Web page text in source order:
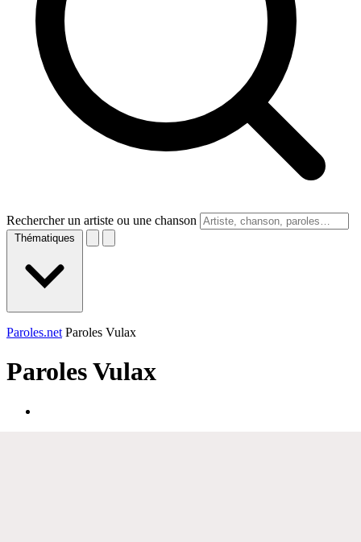
Rechercher un artiste ou une chanson
Thématiques
Paroles.net Paroles Vulax
ParolesVulax